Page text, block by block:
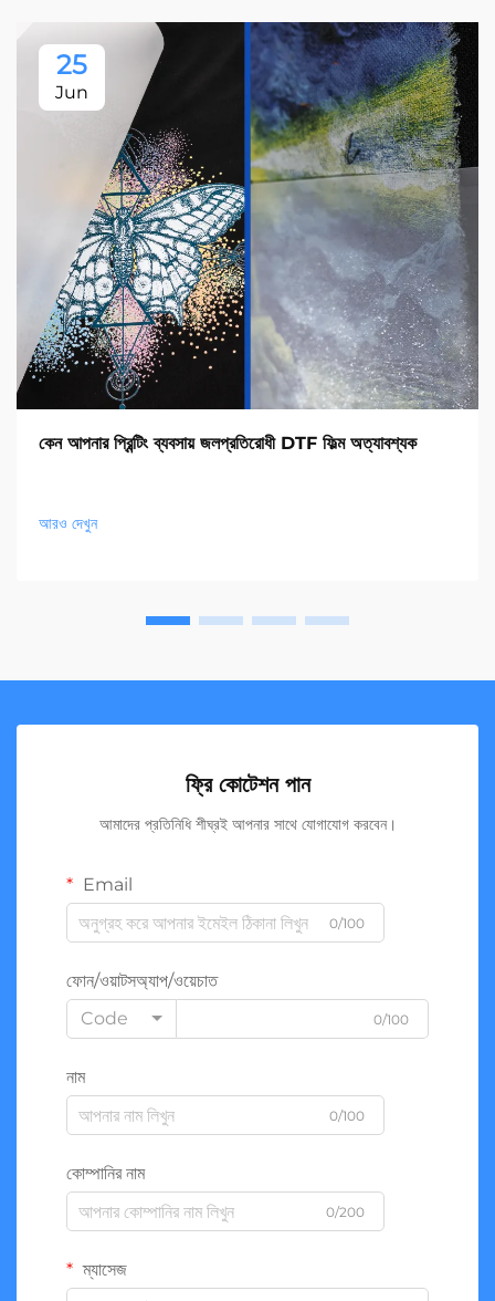
25
Jun
কেন আপনার প্রিন্টিং ব্যবসায় জলপ্রতিরোধী DTF ফিল্ম অত্যাবশ্যক
আরও দেখুন
ফ্রি কোটেশন পান
আমাদের প্রতিনিধি শীঘ্রই আপনার সাথে যোগাযোগ করবেন।
Email
0/100
ফোন/ওয়াটসঅ্যাপ/ওয়েচাত
Code
0/100
নাম
0/100
কোম্পানির নাম
0/200
ম্যাসেজ